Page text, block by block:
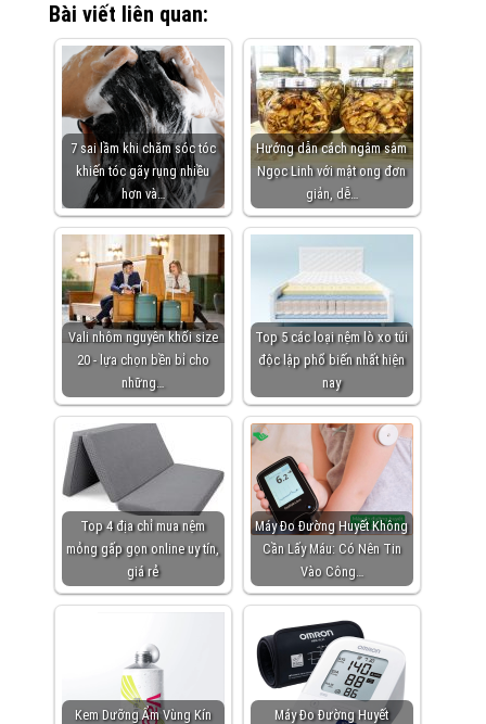
Bài viết liên quan:
7 sai lầm khi chăm sóc tóc
khiến tóc gãy rụng nhiều
hơn và…
Hướng dẫn cách ngâm sâm
Ngọc Linh với mật ong đơn
giản, dễ…
Vali nhôm nguyên khối size
20 - lựa chọn bền bỉ cho
những…
Top 5 các loại nệm lò xo túi
độc lập phổ biến nhất hiện
nay
Top 4 địa chỉ mua nệm
mỏng gấp gọn online uy tín,
giá rẻ
Máy Đo Đường Huyết Không
Cần Lấy Máu: Có Nên Tin
Vào Công…
Kem Dưỡng Ẩm Vùng Kín
Máy Đo Đường Huyết